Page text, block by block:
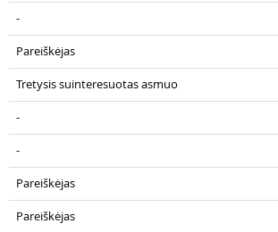
-
Pareiškėjas
Tretysis suinteresuotas asmuo
-
-
Pareiškėjas
Pareiškėjas